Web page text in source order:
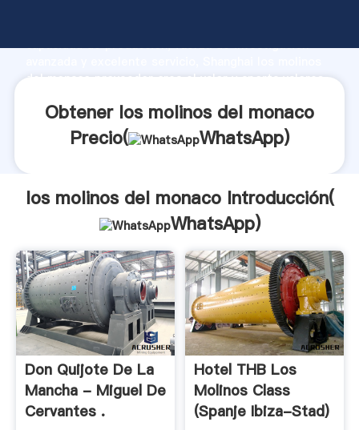
capacidad de producción, fuerza de investigación
del monaco proveedor crea el valor y aporta valores
Obtener los molinos del monaco
Precio(
WhatsApp)
los molinos del monaco Introducción(
WhatsApp)
Don Quijote De La
Mancha - Miguel De
Cervantes .
Hotel THB Los
Molinos Class
(Spanje Ibiza-Stad)